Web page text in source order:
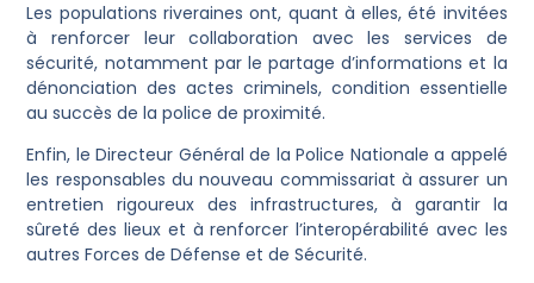
Les populations riveraines ont, quant à elles, été invitées
à renforcer leur collaboration avec les services de
sécurité, notamment par le partage d’informations et la
dénonciation des actes criminels, condition essentielle
au succès de la police de proximité.
Enfin, le Directeur Général de la Police Nationale a appelé
les responsables du nouveau commissariat à assurer un
entretien rigoureux des infrastructures, à garantir la
sûreté des lieux et à renforcer l’interopérabilité avec les
autres Forces de Défense et de Sécurité.